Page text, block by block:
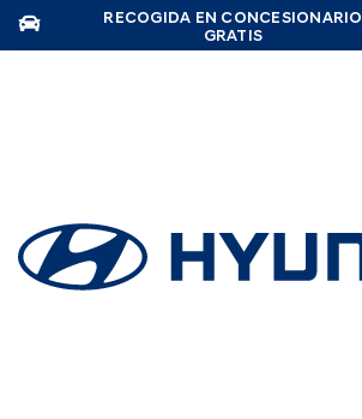
RECOGIDA EN CONCESIONARIO
GRATIS